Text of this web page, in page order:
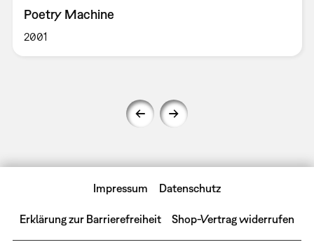
Poetry Machine
2001
Impressum Datenschutz
Erklärung zur Barrierefreiheit Shop-Vertrag widerrufen